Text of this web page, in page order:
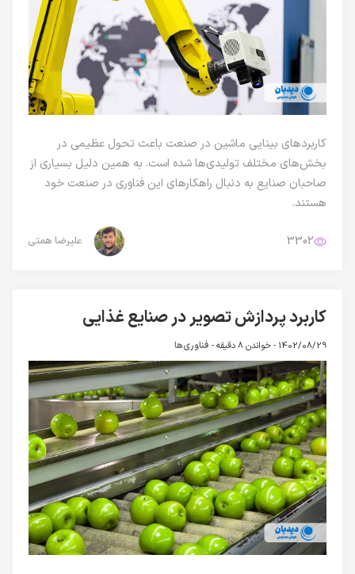
کاربردهای بینایی ماشین در صنعت باعث تحول عظیمی در
بخش‌های مختلف تولیدی‌ها شده است. به همین دلیل بسیاری از
صاحبان صنایع به دنبال راهکارهای این فناوری در صنعت خود
هستند.
3302 علیرضا همتی
کاربرد پردازش تصویر در صنایع غذایی
1402/08/29 - خواندن 8 دقیقه - فناوری‌ها